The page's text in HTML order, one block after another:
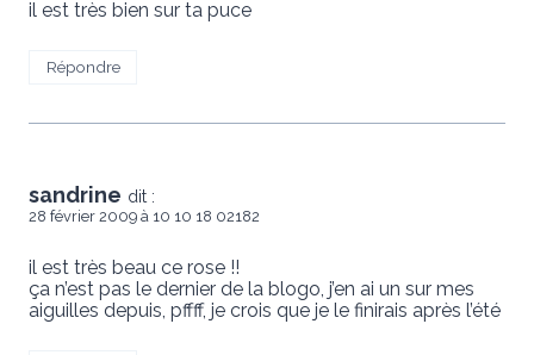
il est très bien sur ta puce
Répondre
sandrine dit :
28 février 2009 à 10 10 18 02182
il est très beau ce rose !!
ça n’est pas le dernier de la blogo, j’en ai un sur mes
aiguilles depuis, pffff, je crois que je le finirais après l’été